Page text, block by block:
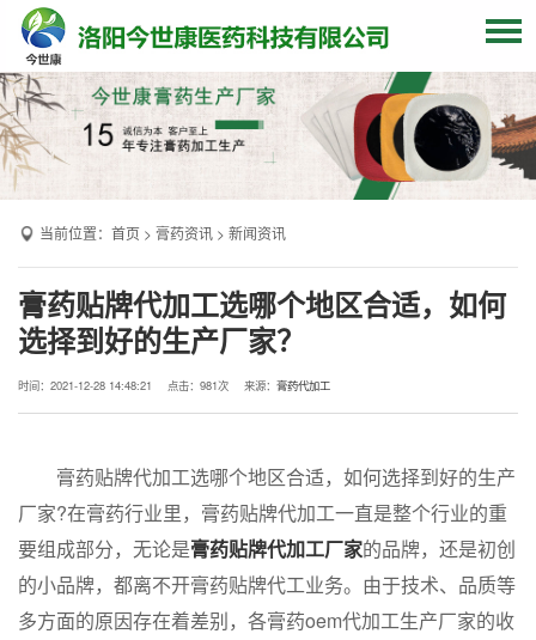
网站首页
关于我们
贴牌加工
膏药资讯
当前位置： 首页 > 膏药资讯 > 新闻资讯
膏药贴牌代加工选哪个地区合适，如何
选择到好的生产厂家？
时间：2021-12-28 14:48:21 点击： 981次 来源： 膏药代加工
膏药贴牌代加工选哪个地区合适，如何选择到好的生产
厂家?在膏药行业里，膏药贴牌代加工一直是整个行业的重
要组成部分，无论是膏药贴牌代加工厂家的品牌，还是初创
的小品牌，都离不开膏药贴牌代工业务。由于技术、品质等
多方面的原因存在着差别，各膏药oem代加工生产厂家的收